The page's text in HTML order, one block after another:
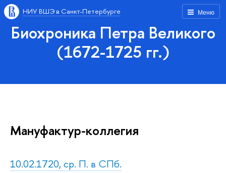
Меню
НИУ ВШЭ в Санкт-Петербурге
Биохроника Петра Великого
(1672-1725 гг.)
Мануфактур-коллегия
10.02.1720, ср. П. в СПб.